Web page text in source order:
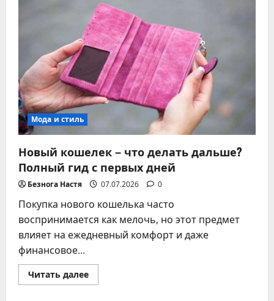
без
помощи
экспертов
Мода и стиль
Новый кошелек – что делать дальше?
Полный гид с первых дней
Безнога Настя 07.07.2026 0
Покупка нового кошелька часто
воспринимается как мелочь, но этот предмет
влияет на ежедневный комфорт и даже
финансовое...
Читать далееПрочитать
больше